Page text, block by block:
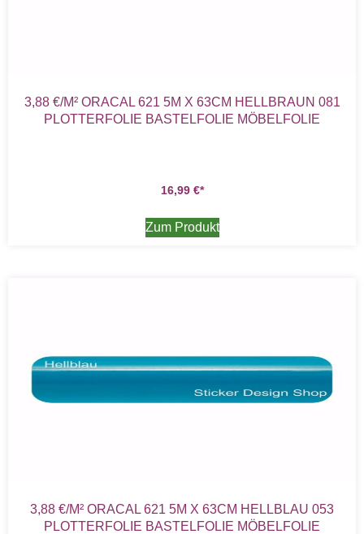
3,88 €/M² ORACAL 621 5M X 63CM HELLBRAUN 081
PLOTTERFOLIE BASTELFOLIE MÖBELFOLIE
16,99 €
Zum Produkt
3,88 €/M² ORACAL 621 5M X 63CM HELLBLAU 053
PLOTTERFOLIE BASTELFOLIE MÖBELFOLIE